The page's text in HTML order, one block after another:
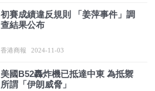
初賽成績違反規則 「姜萍事件」調
查結果公布
香港商報 2024-11-03
美國B52轟炸機已抵達中東 為抵禦
所謂「伊朗威脅」